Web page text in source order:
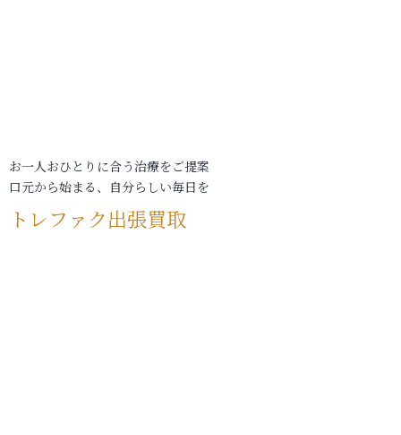
お一人おひとりに合う治療をご提案
口元から始まる、自分らしい毎日を
トレファク出張買取